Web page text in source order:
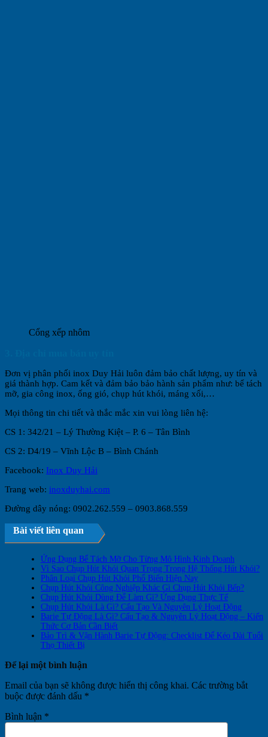
Cổng xếp nhôm
Đơn vị phân phối inox Duy Hải luôn đảm bảo chất lượng, uy tín và
giá thành hợp. Cam kết và đảm bảo bảo hành sản phẩm như: bể tách
mỡ, gia công inox, ống gió, chụp hút khói, máng xối,…
Mọi thông tin chi tiết và thắc mắc xin vui lòng liên hệ:
CS 1: 342/21 – Lý Thường Kiệt – P. 6 – Tân Bình
CS 2: D4/19 – Vĩnh Lộc B – Bình Chánh
Facebook: Inox Duy Hải
Trang web: inoxduyhai.com
Đường dây nóng: 0902.262.559 – 0903.868.559
Bài viết liên quan
Ứng Dụng Bể Tách Mỡ Cho Từng Mô Hình Kinh Doanh
Vì Sao Chụp Hút Khói Quan Trọng Trong Hệ Thống Hút Khói?
Phân Loại Chụp Hút Khói Phổ Biến Hiện Nay
Chụp Hút Khói Công Nghiệp Khác Gì Chụp Hút Khói Bếp?
Chụp Hút Khói Dùng Để Làm Gì? Ứng Dụng Thực Tế
Chụp Hút Khói Là Gì? Cấu Tạo Và Nguyên Lý Hoạt Động
Barie Tự Động Là Gì? Cấu Tạo & Nguyên Lý Hoạt Động – Kiến
Thức Cơ Bản Cần Biết
Bảo Trì & Vận Hành Barie Tự Động: Checklist Để Kéo Dài Tuổi
Thọ Thiết Bị
Để lại một bình luận
Email của bạn sẽ không được hiển thị công khai. Các trường bắt
buộc được đánh dấu *
Bình luận *